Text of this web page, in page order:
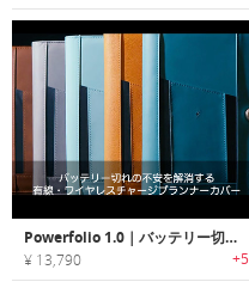
Powerfolio 1.0｜バッテリー切れの不安を解消する有線・ワイヤレスチャージプランナーカバー「パワーフォリオ」
¥ 13,790 +5